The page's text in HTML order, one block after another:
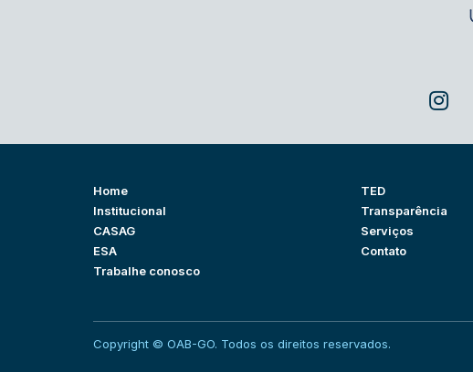
Home
Institucional
CASAG
ESA
Trabalhe conosco
TED
Transparência
Serviços
Contato
Copyright © OAB-GO. Todos os direitos reservados.